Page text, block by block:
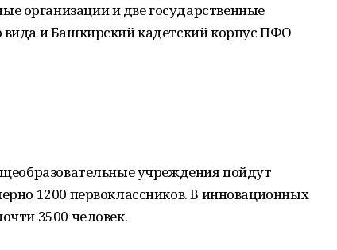
организации и две государственные
и Башкирский кадетский корпус ПФО
учреждения пойдут
1200 первоклассников. В инновационных
3500 человек.